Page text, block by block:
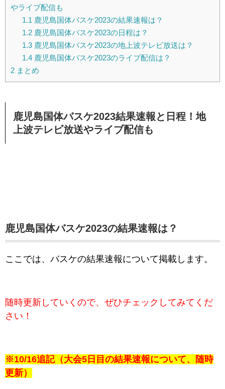
やライブ配信も
1.1 鹿児島国体バスケ2023の結果速報は？
1.2鹿児島国体バスケ2023の日程は？
1.3鹿児島国体バスケ2023の地上波テレビ放送は？
1.4鹿児島国体バスケ2023のライブ配信は？
2 まとめ
鹿児島国体バスケ2023結果速報と日程！地
上波テレビ放送やライブ配信も
鹿児島国体バスケ2023の結果速報は？
ここでは、バスケの結果速報について掲載します。
随時更新していくので、ぜひチェックしてみてくだ
さい！
※10/16追記（大会5日目の結果速報について、随時
更新）